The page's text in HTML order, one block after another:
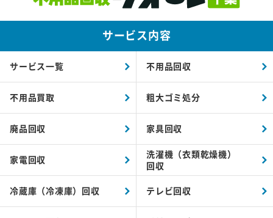
サービス内容
サービス一覧 不用品回収
不用品買取 粗大ゴミ処分
廃品回収 家具回収
家電回収
洗濯機（衣類乾燥機）
回収
冷蔵庫（冷凍庫）回収 テレビ回収